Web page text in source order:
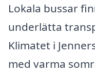
Lokala bussar
underlätta
Klimatet i
med varma